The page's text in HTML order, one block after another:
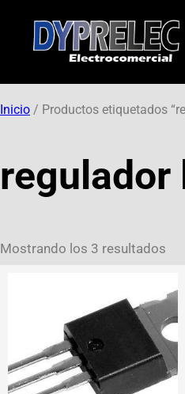
Inicio / Productos etiquetados
regulador
Mostrando los 3 resultados